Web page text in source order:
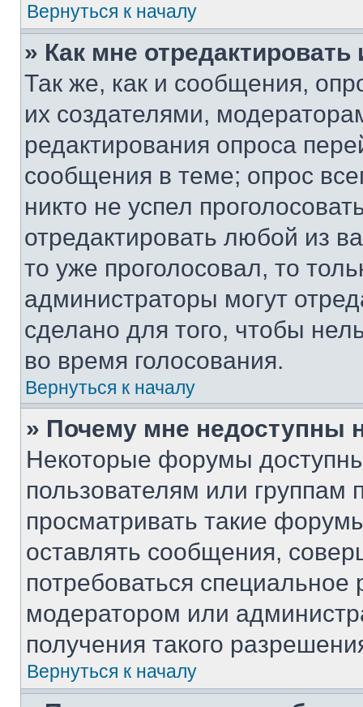
Вернуться к началу
» Как мне
Так же, как и сообщения,
их создателями,
редактирования опроса
сообщения в теме; опрос
никто не успел
отредактировать любой из
то уже проголосовал, то
администраторы могут
сделано для того, чтобы
во время голосования.
Вернуться к началу
» Почему мне недоступны
Некоторые форумы
пользователям или группам
просматривать такие
оставлять сообщения,
потребоваться
модератором или
получения такого
Вернуться к началу